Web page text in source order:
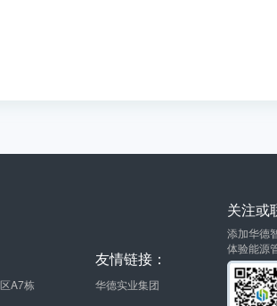
A7栋
友情链接：
华德实业集团
关注或
添加华德
体验能源